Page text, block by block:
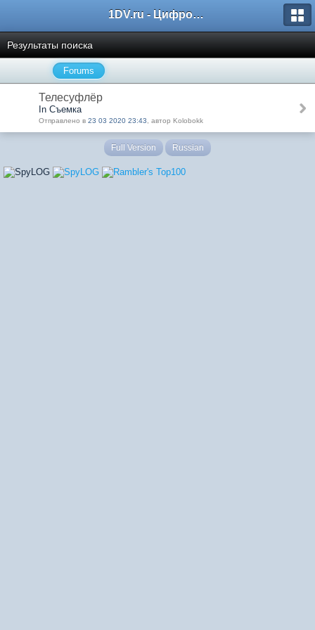
1DV.ru - Цифровое видео
Результаты поиска
Forums
Телесуфлёр
In Съемка
Отправлено в 23 03 2020 23:43 , автор Kolobokk
Full Version Russian